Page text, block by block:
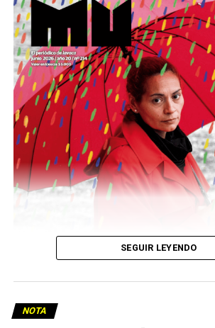
Este número 215 de MU ☝️viene con
podría ser una frase:
Sin chamuyo, a
Descargar la Mu en PDF
SEGUIR LEYENDO
NOTA